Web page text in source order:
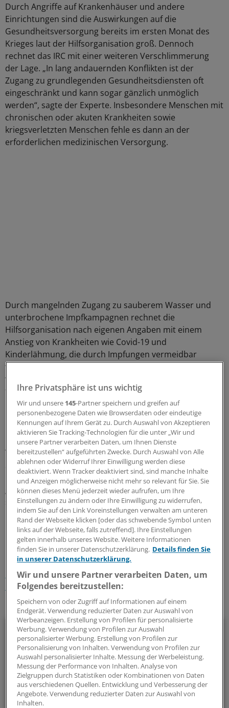
Durch Angriffe auf Krankenhäuser und andere
Einrichtungen sind die Auswirkungen auf die
Gesundheitsversorgung bereits im ersten Monat des
Krieges laut der Hilfsorganisation groß. Dennoch
rechnet das IRC mit einer weiteren Verschlimmerung
der Lage. „In lang andauernden Konflikten ist der
Zugang zu grundlegenden Gesundheitsdiensten oft
eingeschränkt und kann sogar gänzlich unmöglich
werden“, sagte der Experte. Insbesondere Menschen mit
chronischen oder akuten Krankheiten sowie
kriegsverletzten Menschen fehle es dann an der
erforderlichen medizinischen Versorgung.
Durch mangelnden Zugang zu sauberem Wasser und
unterbrochene Impfkampagnen rechnet die
Hilfsorganisation nach eigenen Angaben mit einem
Anstieg von Krankheiten wie Covid-19 und
Kinderlähmung, die durch Impfungen vermeidbar
wären. Außerdem gebe es in der Ukraine hohe Raten
von HIV/AIDS und Tuberkulose. Durch die aktuelle Lage
fehle es den Betroffenen an lebensrettenden
Medikamenten und Kliniken, so das IRC.
Das IRC verurteilte die Angriffe auf
Gesundheitseinrichtungen als schwerwiegenden
Verstoß gegen das Völkerrecht. Zudem müssten die
Sicherheit von Gesundheitspersonal und die
ungehinderte Anlieferung von Medizinprodukten
gewährleistet sein, um die Gesundheitsversorgung zu
schützen.(KNA)
Schlagworte:
International Schwangerschaft Gynäkologie
Frauengesundheit Kindergesundheit
Ihr Newsletter zum Thema
Politik & Debatte
Mit diesem Newsletter blicken Sie hinter das tägliche
Geschehen in der Gesundheitspolitik. Mit Analysen,
Hintergründen und einem Blick auf Themen, die die Agenda
bestimmen.
Ihre Privatsphäre ist uns wichtig
Wir und unsere 145-Partner speichern und greifen auf
personenbezogene Daten wie Browserdaten oder eindeutige
Kennungen auf Ihrem Gerät zu. Durch Auswahl von Akzeptieren
aktivieren Sie Tracking-Technologien für die unter „Wir und
unsere Partner verarbeiten Daten, um Ihnen Dienste
bereitzustellen“ aufgeführten Zwecke. Durch Auswahl von Alle
ablehnen oder Widerruf Ihrer Einwilligung werden diese
deaktiviert. Wenn Tracker deaktiviert sind, sind manche Inhalte
und Anzeigen möglicherweise nicht mehr so relevant für Sie. Sie
können dieses Menü jederzeit wieder aufrufen, um Ihre
Einstellungen zu ändern oder Ihre Einwilligung zu widerrufen,
indem Sie auf den Link Voreinstellungen verwalten am unteren
Rand der Webseite klicken [oder das schwebende Symbol unten
links auf der Webseite, falls zutreffend]. Ihre Einstellungen
gelten innerhalb unseres Website. Weitere Informationen
finden Sie in unserer Datenschutzerklärung. Details finden Sie
in unserer Datenschutzerklärung.
Wir und unsere Partner verarbeiten Daten, um
Folgendes bereitzustellen:
Speichern von oder Zugriff auf Informationen auf einem
Endgerät. Verwendung reduzierter Daten zur Auswahl von
Werbeanzeigen. Erstellung von Profilen für personalisierte
Werbung. Verwendung von Profilen zur Auswahl
personalisierter Werbung. Erstellung von Profilen zur
Personalisierung von Inhalten. Verwendung von Profilen zur
Auswahl personalisierter Inhalte. Messung der Werbeleistung.
Messung der Performance von Inhalten. Analyse von
Zielgruppen durch Statistiken oder Kombinationen von Daten
aus verschiedenen Quellen. Entwicklung und Verbesserung der
Angebote. Verwendung reduzierter Daten zur Auswahl von
Inhalten.